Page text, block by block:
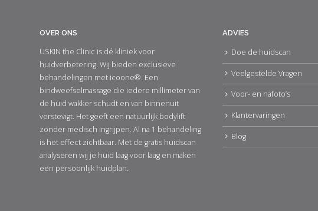
OVER ONS
USKIN the Clinic is dé kliniek voor
huidverbetering. Wij bieden exclusieve
behandelingen met icoone®. Een
bindweefselmassage die iedere millimeter van
de huid wakker schudt en van binnenuit
verstevigt. Het geeft een natuurlijk bodylift
zonder medisch ingrijpen. Al na 1 behandeling
is het effect zichtbaar. Met de gratis huidscan
analyseren wij je huid laag voor laag en maken
een persoonlijk huidplan.
ADVIES
Doe de huidscan
Veelgestelde Vragen
Voor- en nafoto’s
Klantervaringen
Blog